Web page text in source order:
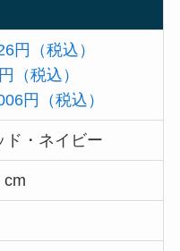
円（税込）
（税込）
円（税込）
ド・ネイビー
cm